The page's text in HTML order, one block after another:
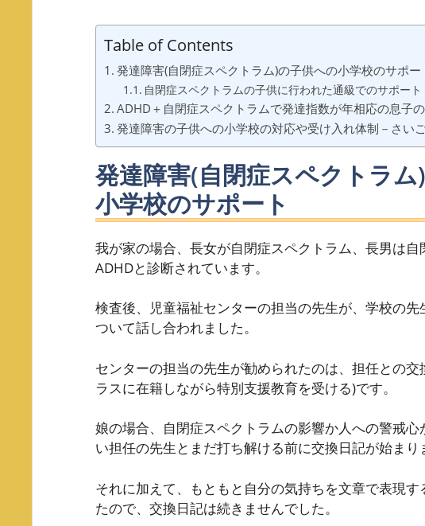
Table of Contents
発達障害(自閉症スペクトラム)の子供への小学校のサポー
自閉症スペクトラムの子供に行われた通級でのサポート
ADHD＋自閉症スペクトラムで発達指数が年相応の息子
発達障害の子供への小学校の対応や受け入れ体制－さい
発達障害(自閉症スペクトラ
小学校のサポート
我が家の場合、長女が自閉症スペクトラム、長男は自
ADHDと診断されています。
検査後、児童福祉センターの担当の先生が、学校の
ついて話し合われました。
センターの担当の先生が勧められたのは、担任との交
ラスに在籍しながら特別支援教育を受ける)です。
娘の場合、自閉症スペクトラムの影響か人への警戒心
い担任の先生とまだ打ち解ける前に交換日記が始まり
それに加えて、もともと自分の気持ちを文章で表現す
たので、交換日記は続きませんでした。